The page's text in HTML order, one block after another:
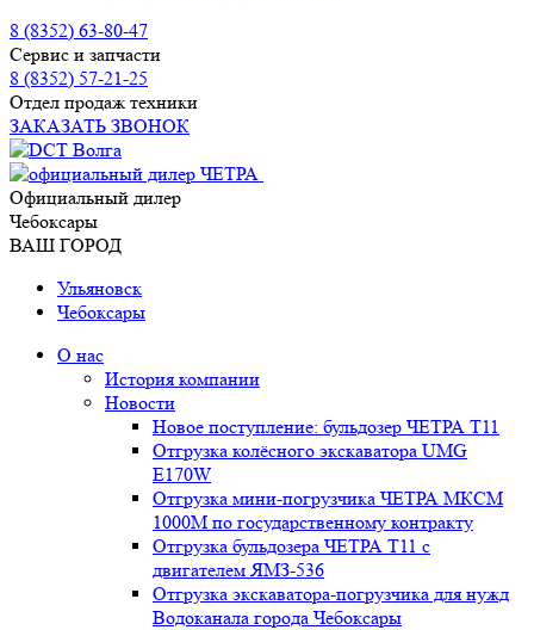
8 (8352) 63-80-47
Сервис и запчасти
8 (8352) 57-21-25
Отдел продаж техники
ЗАКАЗАТЬ ЗВОНОК
Официальный дилер
Чебоксары
ВАШ ГОРОД
Ульяновск
Чебоксары
О нас
История компании
Новости
Новое поступление: бульдозер ЧЕТРА Т11
Отгрузка колёсного экскаватора UMG
E170W
Отгрузка мини-погрузчика ЧЕТРА МКСМ
1000М по государственному контракту
Отгрузка бульдозера ЧЕТРА Т11 с
двигателем ЯМЗ-536
Отгрузка экскаватора-погрузчика для нужд
Водоканала города Чебоксары